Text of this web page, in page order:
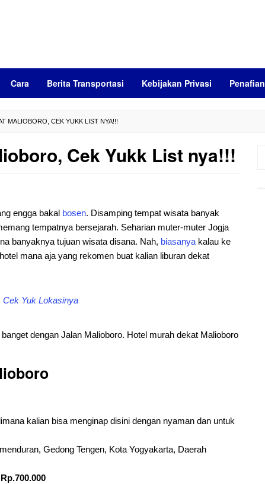
Cara Berita Transportasi Kebijakan Privasi Penafian
MALIOBORO, CEK YUKK LIST NYA!!!
Cek Yukk List nya!!!
engga bakal bosen. Disamping tempat wisata banyak
tempatnya bersejarah. Seharian muter-muter Jogja
banyaknya tujuan wisata disana. Nah, biasanya kalau ke
mana aja yang rekomen buat kalian liburan dekat
Cek Yuk Lokasinya
dengan Jalan Malioboro. Hotel murah dekat Malioboro
kalian bisa menginap disini dengan nyaman dan untuk
Gedong Tengen, Kota Yogyakarta, Daerah